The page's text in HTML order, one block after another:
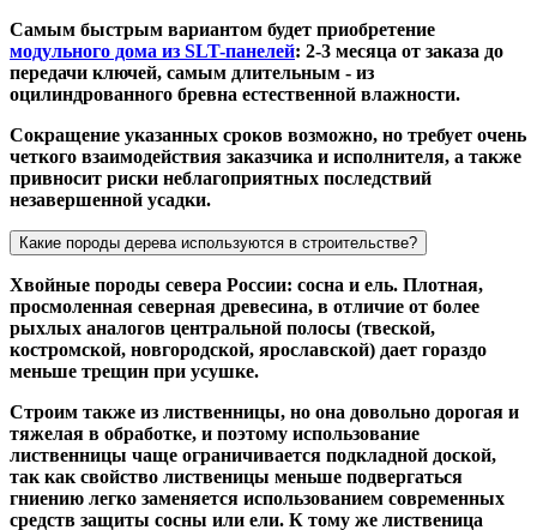
Самым быстрым вариантом будет приобретение
модульного дома из SLT-панелей: 2-3 месяца от заказа до
передачи ключей, самым длительным - из
оцилиндрованного бревна естественной влажности.
Сокращение указанных сроков возможно, но требует очень
четкого взаимодействия заказчика и исполнителя, а также
привносит риски неблагоприятных последствий
незавершенной усадки.
Какие породы дерева используются в строительстве?
Хвойные породы севера России: сосна и ель. Плотная,
просмоленная северная древесина, в отличие от более
рыхлых аналогов центральной полосы (твеской,
костромской, новгородской, ярославской) дает гораздо
меньше трещин при усушке.
Строим также из лиственницы, но она довольно дорогая и
тяжелая в обработке, и поэтому использование
лиственницы чаще ограничивается подкладной доской,
так как свойство лиственицы меньше подвергаться
гниению легко заменяется использованием современных
средств защиты сосны или ели. К тому же лиственица